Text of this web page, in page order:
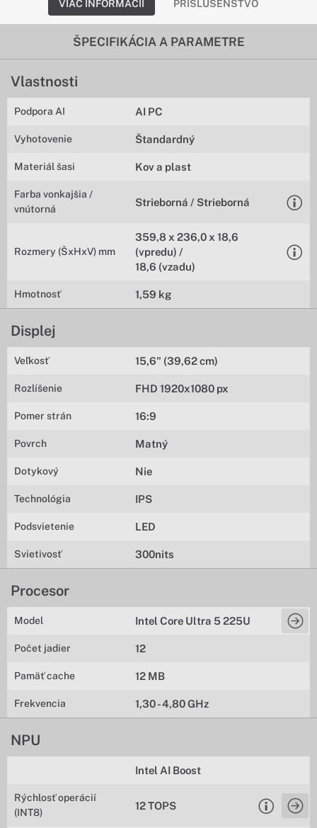
VIAC INFORMÁCIÍ PRÍSLUŠENSTVO
ŠPECIFIKÁCIA A PARAMETRE
Vlastnosti
Podpora AI AI PC
Vyhotovenie Štandardný
Materiál šasi Kov a plast
Farba vonkajšia /
vnútorná
Strieborná / Strieborná
Rozmery (ŠxHxV) mm
359,8 x 236,0 x 18,6
(vpredu) /
18,6 (vzadu)
Hmotnosť 1,59 kg
Displej
Veľkosť 15,6" (39,62 cm)
Rozlíšenie FHD 1920x1080 px
Pomer strán 16:9
Povrch Matný
Dotykový Nie
Technológia IPS
Podsvietenie LED
Svietivosť 300nits
Procesor
Model Intel Core Ultra 5 225U
Počet jadier 12
Pamäť cache 12 MB
Frekvencia 1,30 - 4,80 GHz
NPU
Intel AI Boost
Rýchlosť operácií
(INT8)
12 TOPS